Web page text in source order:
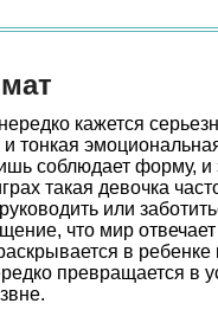
кажется
тонкая
соблюдает форму, и
такая девочка
или
что мир
в ребенке
превращается в